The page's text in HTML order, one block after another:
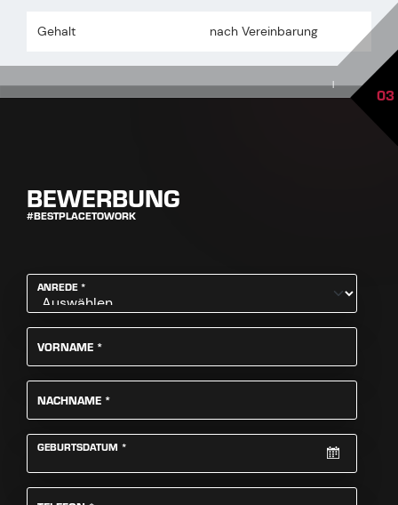
Gehalt nach Vereinbarung
| 03
BEWERBUNG
#BESTPLACETOWORK
ANREDE*
VORNAME *
NACHNAME *
GEBURTSDATUM *PFLICHTFELD